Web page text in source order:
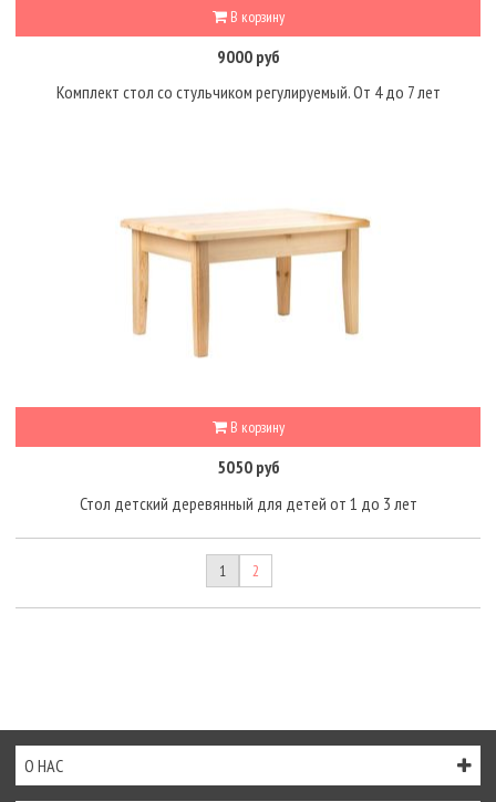
В корзину
9000 руб
Комплект стол со стульчиком регулируемый. От 4 до 7 лет
В корзину
5050 руб
Стол детский деревянный для детей от 1 до 3 лет
1 2
О НАС